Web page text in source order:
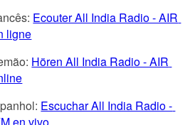
Ecouter All India Radio - AIR
ligne
Hören All India Radio - AIR
Escuchar All India Radio -
en vivo